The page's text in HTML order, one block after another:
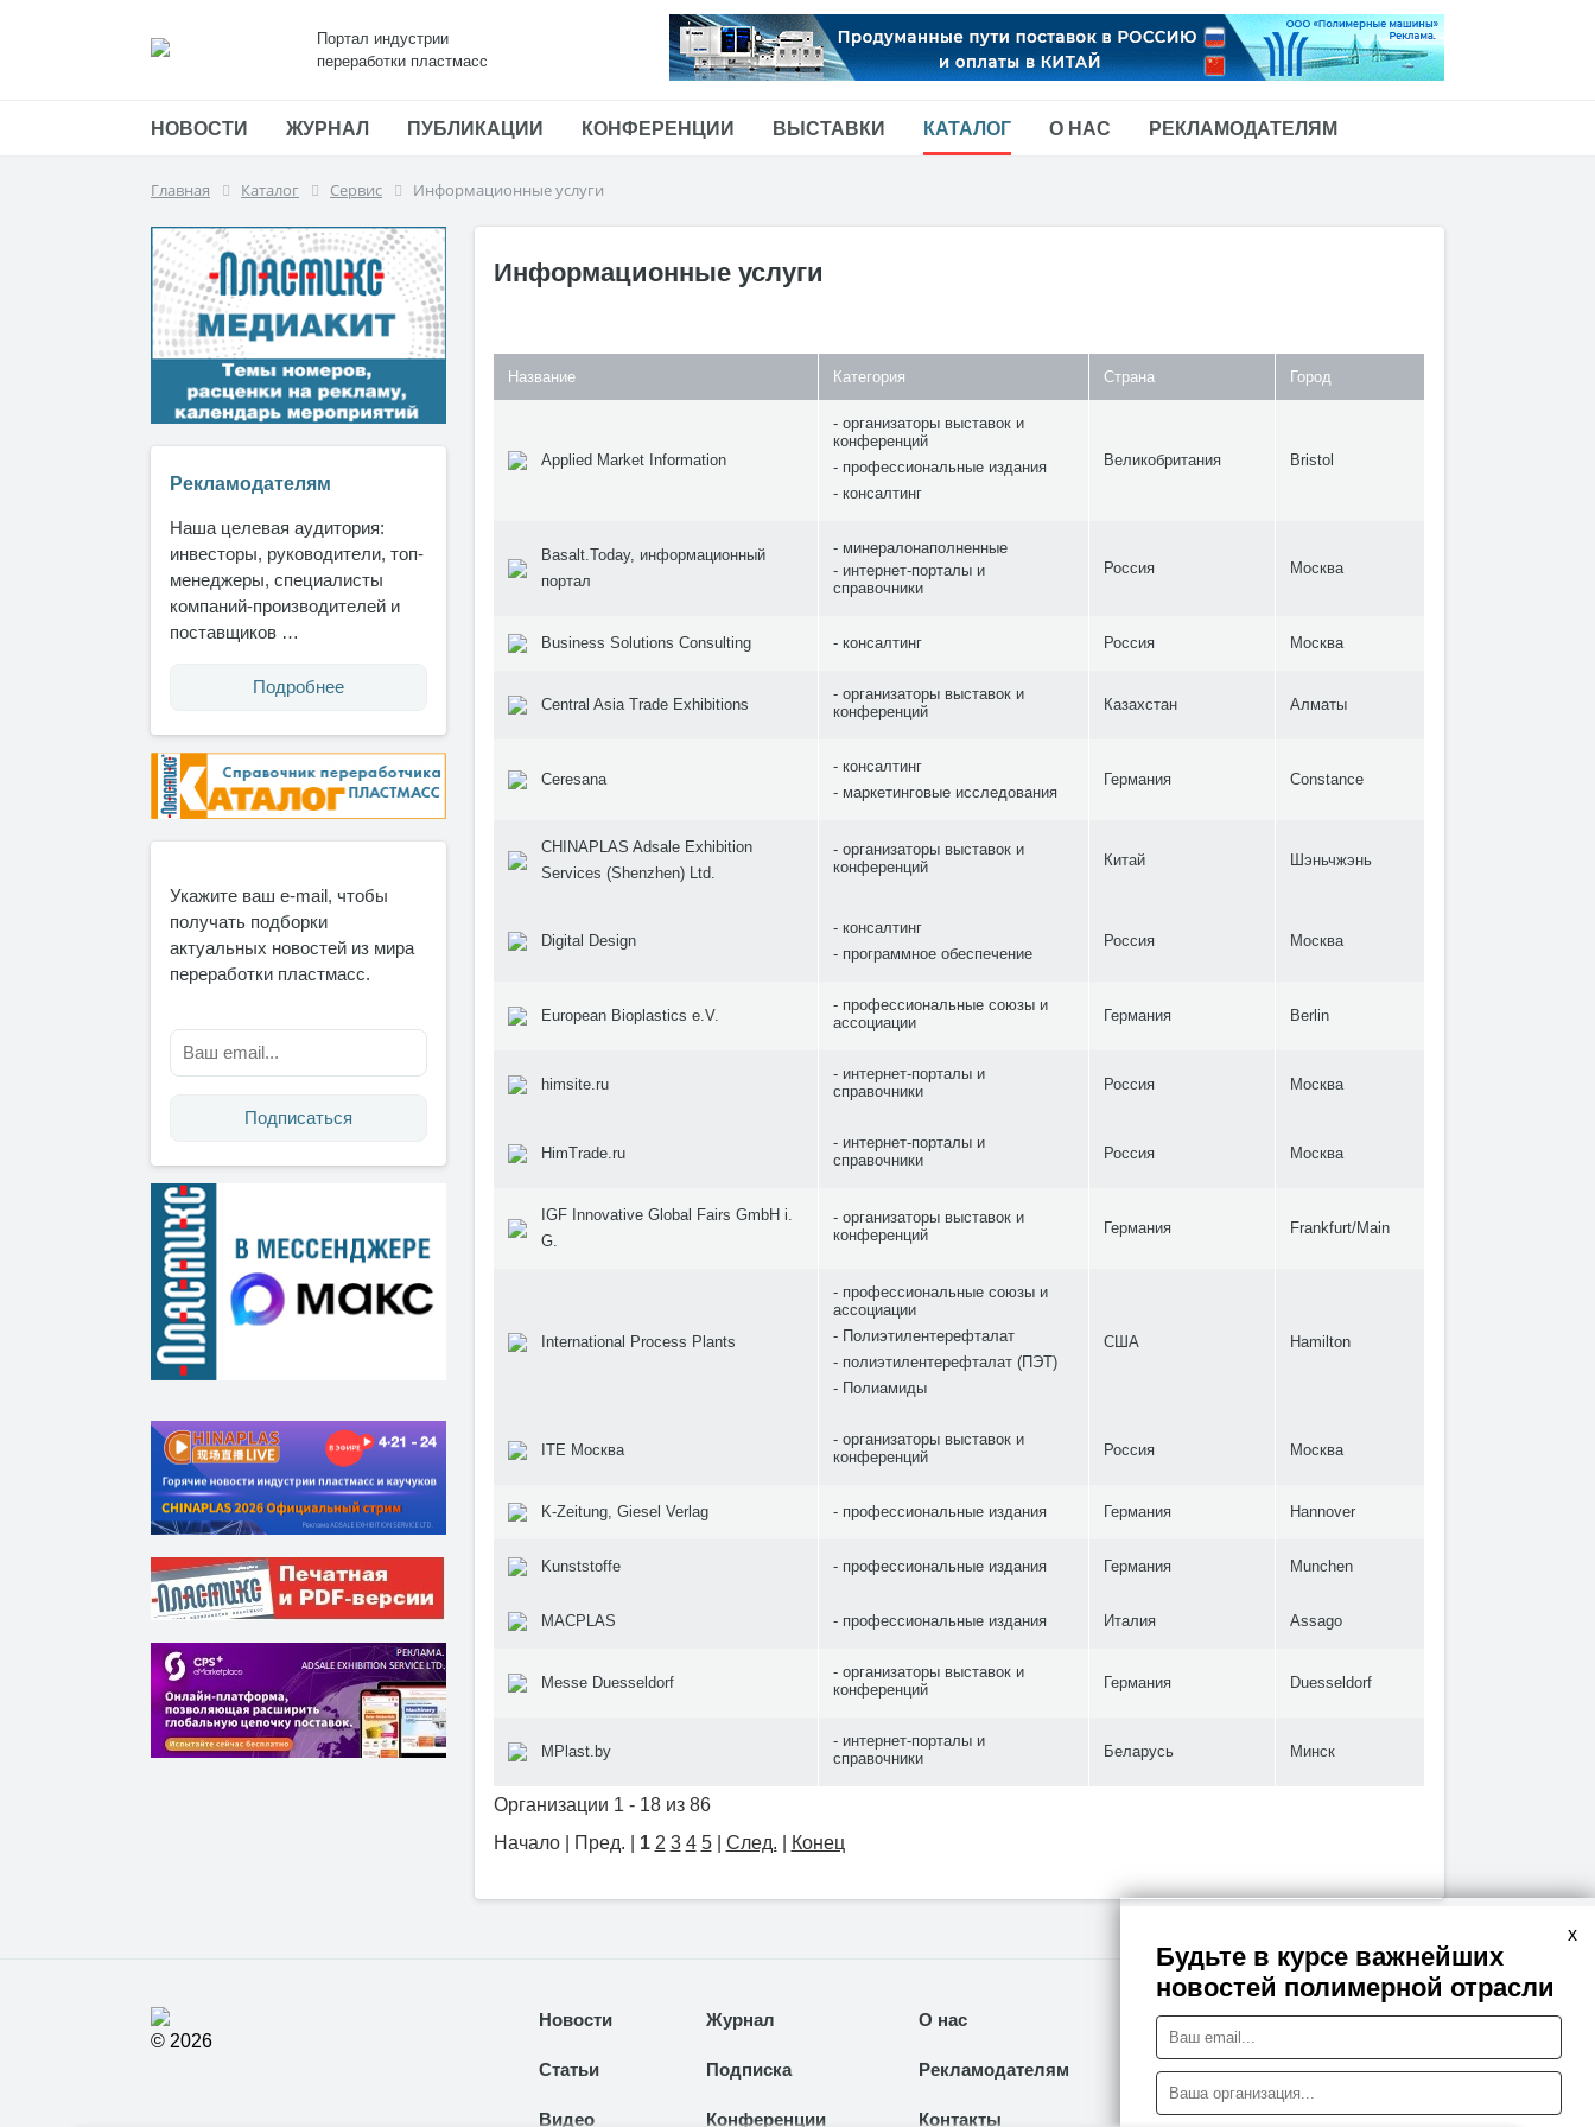
Портал индустрии
переработки пластмасс
НОВОСТИ ЖУРНАЛ ПУБЛИКАЦИИ КОНФЕРЕНЦИИ ВЫСТАВКИ КАТАЛОГ О НАС РЕКЛАМОДАТЕЛЯМ
Главная Каталог Сервис Информационные услуги
Рекламодателям
Наша целевая аудитория:
инвесторы, руководители, топ-
менеджеры, специалисты
компаний-производителей и
поставщиков …
Подробнее
Укажите ваш e-mail, чтобы
получать подборки
актуальных новостей из мира
переработки пластмасс.
Подписаться
Информационные услуги
Название Категория Страна Город
Applied Market Information
организаторы выставок и
конференций
профессиональные издания
консалтинг
Великобритания Bristol
Basalt.Today, информационный
портал
минералонаполненные
интернет-порталы и
справочники
Россия Москва
Business Solutions Consulting консалтинг Россия Москва
Central Asia Trade Exhibitions
организаторы выставок и
конференций
Казахстан Алматы
Ceresana
консалтинг
маркетинговые исследования
Германия Constance
CHINAPLAS Adsale Exhibition
Services (Shenzhen) Ltd.
организаторы выставок и
конференций
Китай Шэньчжэнь
Digital Design
консалтинг
программное обеспечение
Россия Москва
European Bioplastics e.V.
профессиональные союзы и
ассоциации
Германия Berlin
himsite.ru
интернет-порталы и
справочники
Россия Москва
HimTrade.ru
интернет-порталы и
справочники
Россия Москва
IGF Innovative Global Fairs GmbH i.
G.
организаторы выставок и
конференций
Германия Frankfurt/Main
International Process Plants
профессиональные союзы и
ассоциации
Полиэтилентерефталат
полиэтилентерефталат (ПЭТ)
Полиамиды
США Hamilton
ITE Москва
организаторы выставок и
конференций
Россия Москва
K-Zeitung, Giesel Verlag профессиональные издания Германия Hannover
Kunststoffe профессиональные издания Германия Munchen
MACPLAS профессиональные издания Италия Assago
Messe Duesseldorf
организаторы выставок и
конференций
Германия Duesseldorf
MPlast.by
интернет-порталы и
справочники
Беларусь Минск
Организации 1 - 18 из 86
Начало | Пред. | 1 2 3 4 5| След. Конец
x
Будьте в курсе важнейших
новостей полимерной отрасли
© 2026
Новости
Статьи
Видео
Журнал
Подписка
Конференции
О нас
Рекламодателям
Контакты
Правовая информация
Политика конфиденциальности